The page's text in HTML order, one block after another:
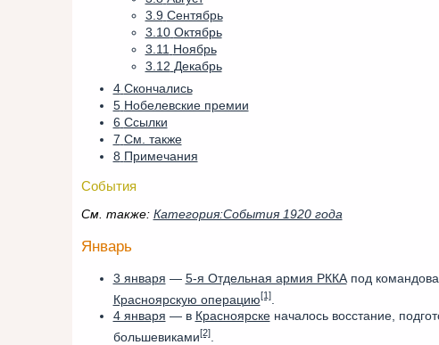
3.9 Сентябрь
3.10 Октябрь
3.11 Ноябрь
3.12 Декабрь
4 Скончались
5 Нобелевские премии
6 Ссылки
7 См. также
8 Примечания
События
См. также: Категория:События 1920 года
Январь
3 января — 5-я Отдельная армия РККАпод
Красноярскую операцию[1].
4 января — в Красноярскеначалось восстание,
большевиками[2].